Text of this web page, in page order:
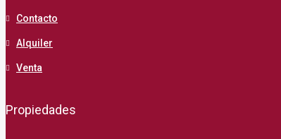
Contacto
Alquiler
Venta
Propiedades